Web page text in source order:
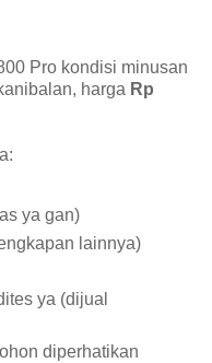
Pro kondisi minusan
harga Rp
ya gan)
lainnya)
ya (dijual
diperhatikan